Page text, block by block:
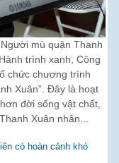
mù quận Thanh
trình xanh, Công
chức chương trình
Xuân”. Đây là hoạt
đời sống vật chất,
Xuân nhân...
có hoàn cảnh khó